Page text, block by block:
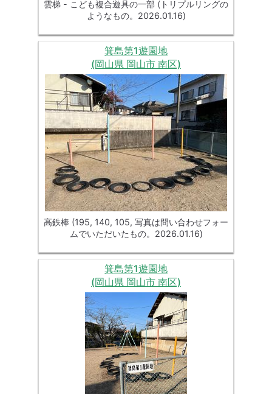
雲梯 - こども複合遊具の一部 (トリプルリングの
ようなもの。2026.01.16)
箕島第1遊園地
(岡山県 岡山市 南区)
高鉄棒 (195, 140, 105, 写真は問い合わせフォー
ムでいただいたもの。2026.01.16)
箕島第1遊園地
(岡山県 岡山市 南区)